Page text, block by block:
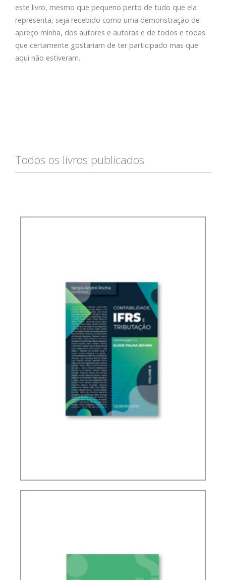
este livro, mesmo que pequeno perto de tudo que ela
representa, seja recebido como uma demonstração de
apreço minha, dos autores e autoras e de todos e todas
que certamente gostariam de ter participado mas que
aqui não estiveram.
Todos os livros publicados
IFRS, CONTABILIDADE E TRIBUTAÇÃO – VOLUME